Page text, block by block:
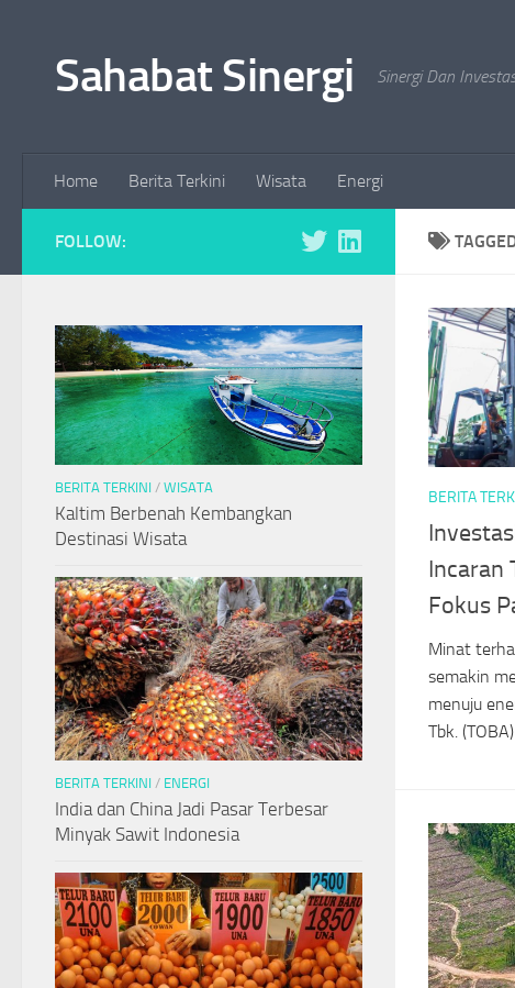
Sahabat Sinergi Sinergi Dan
Home Berita Terkini Wisata Energi
BERITA
Incaran
Fokus
Minat
semakin
menuju
Tbk.
FOLLOW:
BERITA TERKINI / WISATA
Kaltim Berbenah Kembangkan
Destinasi Wisata
BERITA TERKINI / ENERGI
India dan China Jadi Pasar Terbesar
Minyak Sawit Indonesia